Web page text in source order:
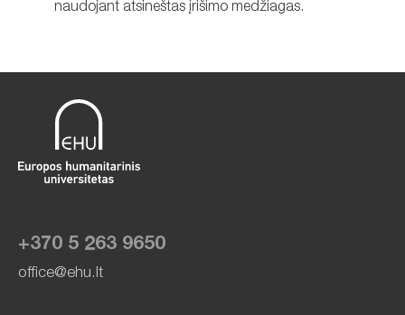
naudojant atsineštas įrišimo medžiagas.
+370 5 263 9650
office@ehu.lt